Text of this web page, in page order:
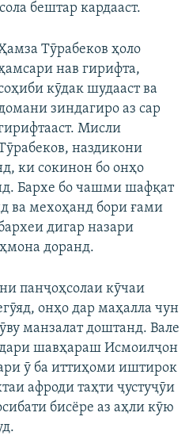
бештар кардааст.
Тӯрабеков ҳоло
нав гирифта,
кӯдак шудааст ва
зиндагиро аз сар
Мисли
наздикони
ки сокинон бо онҳо
Бархе бо чашми шафқат
ва мехоҳанд бори ғами
дигар назари
доранд.
панҷоҳсолаи кӯчаи
онҳо дар маҳалла чун
манзалат доштанд. Вале
шавҳараш Исмоилҷон
ӯ ба иттиҳоми иштирок
афроди таҳти ҷустуҷӯи
бисёре аз аҳли кӯю